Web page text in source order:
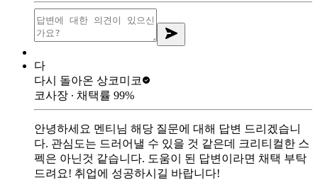
다
다시 돌아온 상코미코
코사장 ∙ 채택률 99%
안녕하세요 멘티님 해당 질문에 대해 답변 드리겠습니
다. 관심도는 드러어낼 수 있을 것 같은데 크리티컬한 스
펙은 아닌것 같습니다. 도움이 된 답변이라면 채택 부탁
드려요! 취업에 성공하시길 바랍니다!